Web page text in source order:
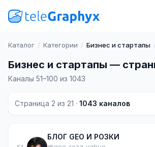
Каталог / Категории / Бизнес и стартапы /
Бизнес и стартапы —
Каналы 51–100 из 1043
Страница 2 из 21 · 1043 каналов
БЛОГ GEO И РОЗКИ